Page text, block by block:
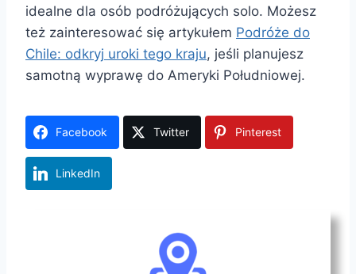
idealne dla osób podróżujących solo. Możesz
też zainteresować się artykułem Podróże do
Chile: odkryj uroki tego kraju, jeśli planujesz
samotną wyprawę do Ameryki Południowej.
Facebook Twitter Pinterest
LinkedIn